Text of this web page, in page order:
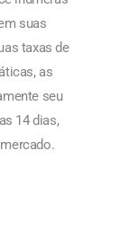
suas
taxas de
as
seu
14 dias,